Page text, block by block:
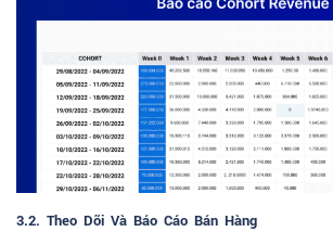
3.2. Theo Dõi Và Báo Cáo Bán Hàng